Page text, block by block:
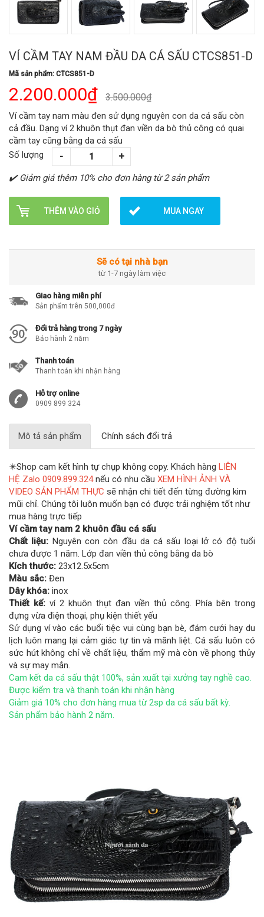
VÍ CẦM TAY NAM ĐẦU DA CÁ SẤU CTCS851-D
Mã sản phẩm: CTCS851-D
2.200.000₫ 3.500.000₫
Ví cầm tay nam màu đen sử dụng nguyên con da cá sấu còn
cả đầu. Dạng ví 2 khuôn thụt đan viền da bò thủ công có quai
cầm tay cũng bằng da cá sấu
Số lượng
✔️ Giảm giá thêm 10% cho đơn hàng từ 2 sản phẩm
THÊM VÀO GIỎ MUA NGAY
Sẽ có tại nhà bạn
từ 1-7 ngày làm việc
Giao hàng miễn phí
Sản phẩm trên 500,000đ
Đổi trả hàng trong 7 ngày
Bảo hành 2 năm
Thanh toán
Thanh toán khi nhận hàng
Hỗ trợ online
0909 899 324
Mô tả sản phẩm Chính sách đổi trả
✴️Shop cam kết hình tự chụp không copy. Khách hàng LIÊN
HỆ Zalo 0909.899.324nếu có nhu cầu XEM HÌNH ẢNH VÀ
VIDEO SẢN PHẨM THỰC sẽ nhận chi tiết đến từng đường kim
mũi chỉ. Chúng tôi luôn muốn bạn có được trải nghiệm tốt như
mua hàng trực tiếp
Ví cầm tay nam 2 khuôn đầu cá sấu
Chất liệu: Nguyên con còn đầu da cá sấu loại lở có độ tuổi
chưa được 1 năm. Lớp đan viền thủ công bằng da bò
Kích thước: 23x12.5x5cm
Màu sắc: Đen
Dây khóa: inox
Thiết kế: ví 2 khuôn thụt đan viền thủ công. Phía bên trong
đựng vừa điện thoại, phụ kiện thiết yếu
Sử dụng ví vào các buổi tiệc vui cùng bạn bè, đám cưới hay du
lịch luôn mang lại cảm giác tự tin và mãnh liệt. Cá sấu luôn có
sức hút không chỉ về chất liệu, thẩm mỹ mà còn về phong thủy
và sự may mắn.
Cam kết da cá sấu thật 100%, sản xuất tại xưởng tay nghề cao.
Được kiểm tra và thanh toán khi nhận hàng
Giảm giá 10% cho đơn hàng mua từ 2sp da cá sấu bất kỳ.
Sản phẩm bảo hành 2 năm.